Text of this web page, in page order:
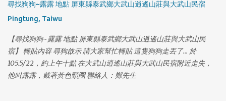
尋找狗狗~露露 地點 屏東縣泰武鄉大武山逍遙山莊與大武山民宿
Pingtung, Taiwu
【尋找狗狗~露露 地點 屏東縣泰武鄉大武山逍遙山莊與大武山民
宿】 轉貼內容 尋狗啟示 請大家幫忙轉貼 這隻狗狗走丟了... 於
105.5/22，約上午十點 在大武山逍遙山莊與大武山民宿附近走失，
他叫露露，戴著黃色頸圈 聯絡人：鄭先生